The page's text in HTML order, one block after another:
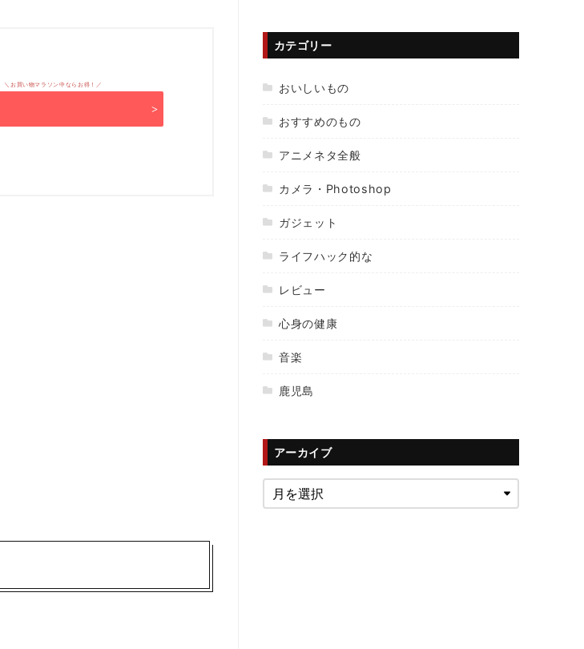
カテゴリー
おいしいもの
おすすめのもの
アニメネタ全般
カメラ・Photoshop
ガジェット
ライフハック的な
レビュー
心身の健康
音楽
鹿児島
アーカイブ